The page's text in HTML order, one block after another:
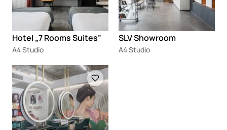
Hotel „7 Rooms Suites”
A4 Studio
SLV Showroom
A4 Studio
Loading